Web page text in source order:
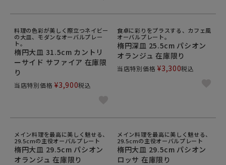
料理の色彩が美しく際立つネイビー
の大皿、モダンなオーバルプレー
ト。
楕円大皿 31.5cm カントリ
ーサイド サファイア 在庫限
り
当店特別価格 ¥3,900税込
食卓に彩りをプラスする、カフェ風
オーバルプレート。
楕円深皿 25.5cm パシオン
オランジュ 在庫限り
当店特別価格 ¥3,300税込
メイン料理を最高に美しく魅せる、
29.5cmの主役オーバルプレート
楕円大皿 29.5cm パシオン
オランジュ 在庫限り
メイン料理を最高に美しく魅せる、
29.5cmの主役オーバルプレート
楕円大皿 29.5cm パシオン
ロッサ 在庫限り